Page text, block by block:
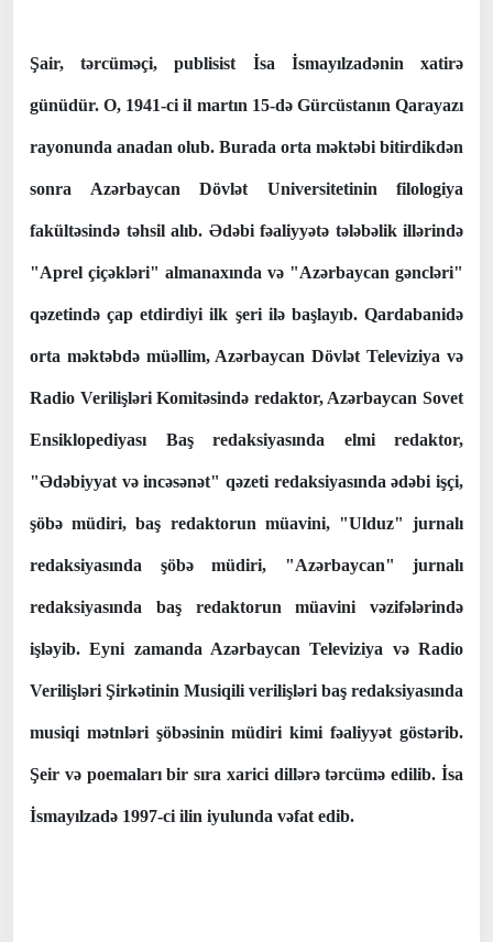
Şair, tərcüməçi, publisist İsa İsmayılzadənin xatirə
günüdür. O, 1941-ci il martın 15-də Gürcüstanın Qarayazı
rayonunda anadan olub. Burada orta məktəbi bitirdikdən
sonra Azərbaycan Dövlət Universitetinin filologiya
fakültəsində təhsil alıb. Ədəbi fəaliyyətə tələbəlik illərində
"Aprel çiçəkləri" almanaxında və "Azərbaycan gəncləri"
qəzetində çap etdirdiyi ilk şeri ilə başlayıb. Qardabanidə
orta məktəbdə müəllim, Azərbaycan Dövlət Televiziya və
Radio Verilişləri Komitəsində redaktor, Azərbaycan Sovet
Ensiklopediyası Baş redaksiyasında elmi redaktor,
"Ədəbiyyat və incəsənət" qəzeti redaksiyasında ədəbi işçi,
şöbə müdiri, baş redaktorun müavini, "Ulduz" jurnalı
redaksiyasında şöbə müdiri, "Azərbaycan" jurnalı
redaksiyasında baş redaktorun müavini vəzifələrində
işləyib. Eyni zamanda Azərbaycan Televiziya və Radio
Verilişləri Şirkətinin Musiqili verilişləri baş redaksiyasında
musiqi mətnləri şöbəsinin müdiri kimi fəaliyyət göstərib.
Şeir və poemaları bir sıra xarici dillərə tərcümə edilib. İsa
İsmayılzadə 1997-ci ilin iyulunda vəfat edib.